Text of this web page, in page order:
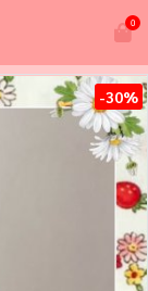
0
-30%